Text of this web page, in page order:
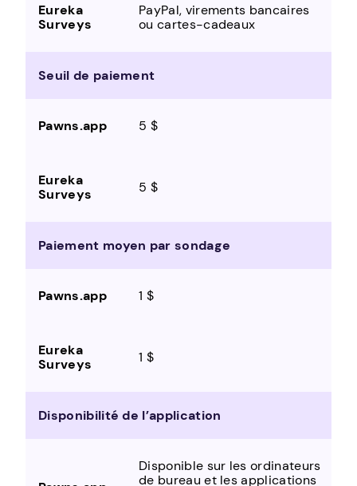
PayPal, virements bancaires
ou cartes-cadeaux
Seuil de paiement
5 $
5 $
Paiement moyen par sondage
1 $
1 $
Disponibilité de l’application
Disponible sur les ordinateurs
de bureau et les applications